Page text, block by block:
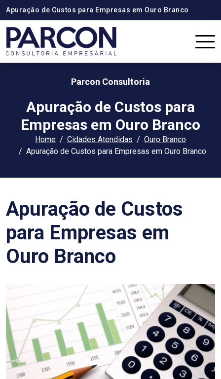
Apuração de Custos para Empresas em Ouro Branco
Parcon Consultoria
Apuração de Custos para
Empresas em Ouro Branco
Home Cidades Atendidas
Ouro Branco
Apuração de Custos para Empresas em Ouro Branco
Apuração de Custos
para Empresas em
Ouro Branco